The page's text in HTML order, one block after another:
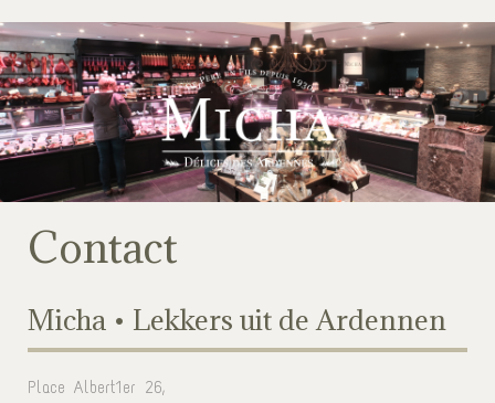
Contact
Micha • Lekkers uit de Ardennen
Place Albert1er 26,